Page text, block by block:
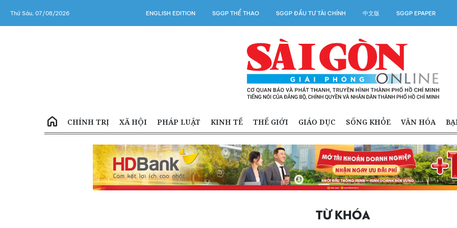
Thứ Sáu, 07/08/2026 ENGLISH EDITION SGGP THỂ THAO SGGP ĐẦU TƯ TÀI CHÍNH 中文版 SGGP EPAPER
CHÍNH TRỊ XÃ HỘI PHÁP LUẬT KINH TẾ THẾ GIỚI GIÁO DỤC SỐNG KHỎE VĂN HÓA
TỪ KHÓA